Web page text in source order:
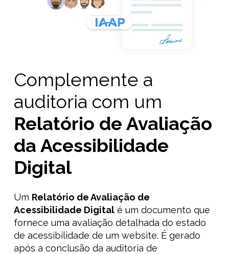
Complemente a
auditoria com um
Relatório de Avaliação
da Acessibilidade
Digital
Um Relatório de Avaliação de
Acessibilidade Digital é um documento que
fornece uma avaliação detalhada do estado
de acessibilidade de um website. É gerado
após a conclusão da auditoria de